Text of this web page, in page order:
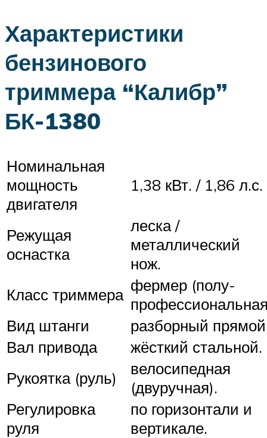
Характеристики
бензинового
триммера “Калибр”
БК-1380
Номинальная
мощность
двигателя
1,38 кВт. / 1,86 л.с.
Режущая
оснастка
леска /
металлический
нож.
Класс триммера фермер (полу-
Вид штанги
разборный
Вал привода
жёсткий стальной.
Рукоятка (руль)
велосипедная
(двуручная).
Регулировка
руля
по горизонтали и
вертикале.